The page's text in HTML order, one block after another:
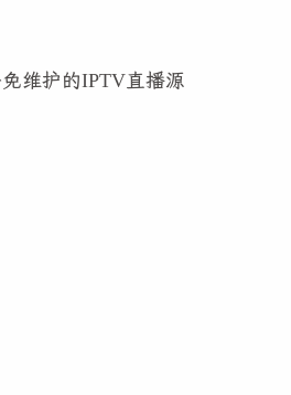
维护的IPTV直播源